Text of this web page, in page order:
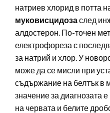
натриев хлорид в потта
муковисцидоза след
алдостерон. По-точен
електрофореза с
за натрий и хлор. У
може да се мисли при
съдържание на белтък в
значение за диагнозата
на червата и белите